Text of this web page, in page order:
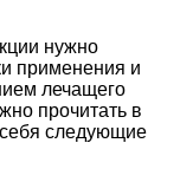
нужно
применения и
лечащего
прочитать в
себя следующие